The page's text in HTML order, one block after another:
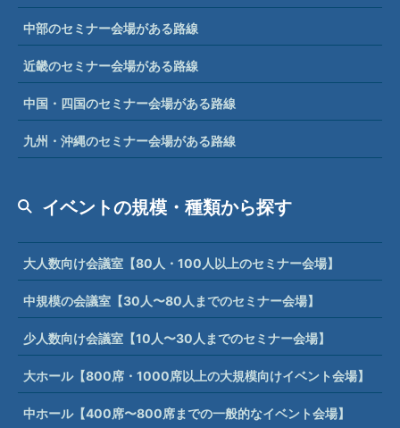
中部のセミナー会場がある路線
近畿のセミナー会場がある路線
中国・四国のセミナー会場がある路線
九州・沖縄のセミナー会場がある路線
イベントの規模・種類から探す
大人数向け会議室【80人・100人以上のセミナー会場】
中規模の会議室【30人〜80人までのセミナー会場】
少人数向け会議室【10人〜30人までのセミナー会場】
大ホール【800席・1000席以上の大規模向けイベント会場】
中ホール【400席〜800席までの一般的なイベント会場】